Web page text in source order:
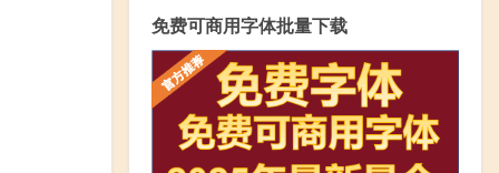
免费可商用字体批量下载